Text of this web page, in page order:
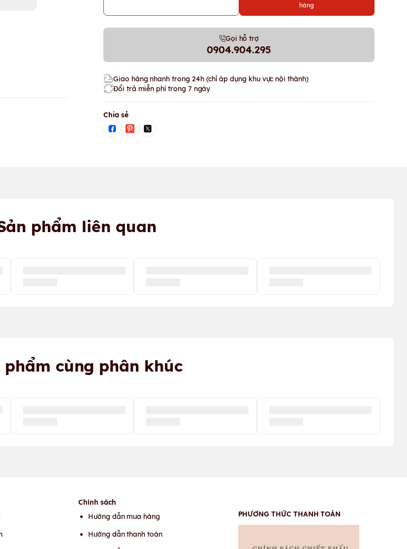
hàng
Gọi hỗ trợ
0904.904.295
Giao hàng nhanh trong 24h (chỉ áp dụng khu vực nội thành)
Đổi trả miễn phí trong 7 ngày
Chia sẻ
phẩm liên quan
phẩm cùng phân khúc
Chính sách
Hướng dẫn mua hàng
Hướng dẫn thanh toán
PHƯƠNG THỨC THANH TOÁN